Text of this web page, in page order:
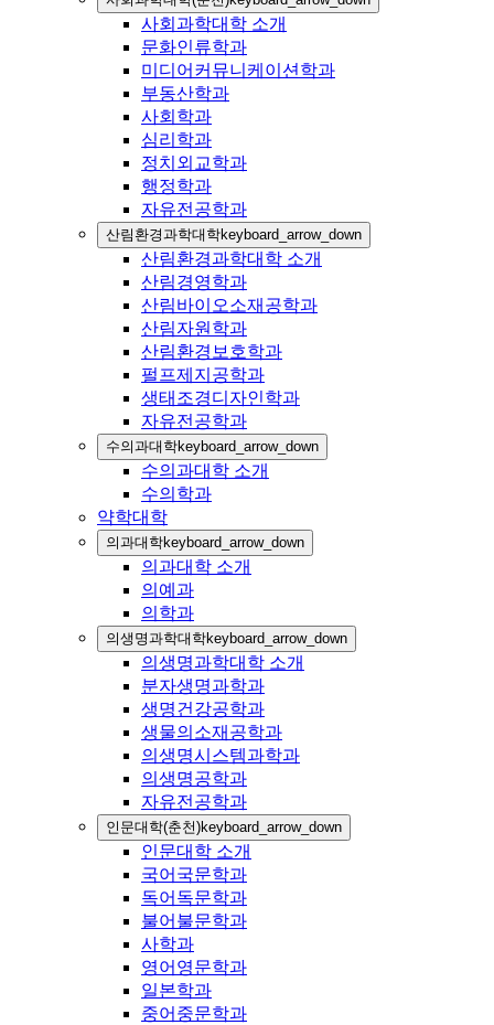
사회과학대학 소개
문화인류학과
미디어커뮤니케이션학과
부동산학과
사회학과
심리학과
정치외교학과
행정학과
자유전공학과
산림환경과학대학keyboard_arrow_down
산림환경과학대학 소개
산림경영학과
산림바이오소재공학과
산림자원학과
산림환경보호학과
펄프제지공학과
생태조경디자인학과
자유전공학과
수의과대학keyboard_arrow_down
수의과대학 소개
수의학과
약학대학
의과대학keyboard_arrow_down
의과대학 소개
의예과
의학과
의생명과학대학keyboard_arrow_down
의생명과학대학 소개
분자생명과학과
생명건강공학과
생물의소재공학과
의생명시스템과학과
의생명공학과
자유전공학과
인문대학(춘천)keyboard_arrow_down
인문대학 소개
국어국문학과
독어독문학과
불어불문학과
사학과
영어영문학과
일본학과
중어중문학과